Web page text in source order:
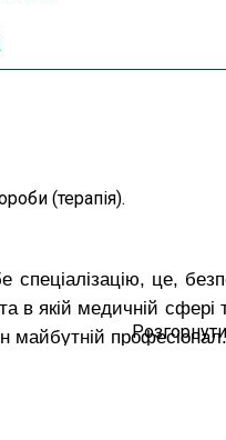
(терапія).
спеціалізацію, це,
в якій медичній
майбутній професіонал.
і в житті
Лікарні
Розгорнути